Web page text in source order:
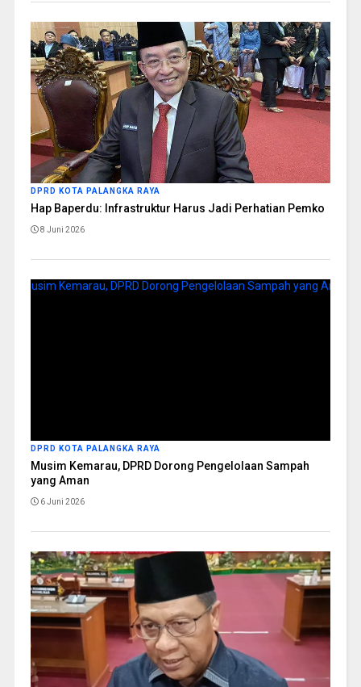
DPRD KOTA PALANGKA RAYA
Hap Baperdu: Infrastruktur Harus Jadi Perhatian Pemko
8 Juni 2026
DPRD KOTA PALANGKA RAYA
Musim Kemarau, DPRD Dorong Pengelolaan Sampah
yang Aman
6 Juni 2026